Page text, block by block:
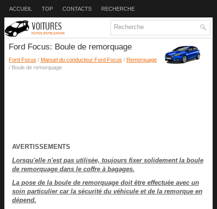
ACCUEIL TOP CONTACTS RECHERCHE
Ford Focus: Boule de remorquage
Ford Focus / Manuel du conducteur Ford Focus / Remorquage
/ Boule de remorquage
AVERTISSEMENTS
Lorsqu'elle n'est pas utilisée, toujours fixer solidement la boule
de remorquage dans le coffre à bagages.
La pose de la boule de remorquage doit être effectuée avec un
soin particulier car la sécurité du véhicule et de la remorque en
dépend.